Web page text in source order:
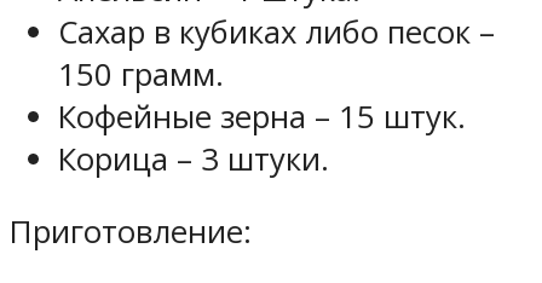
Сахар в кубиках либо песок –
150 грамм.
Кофейные зерна – 15 штук.
Корица – 3 штуки.
Приготовление: